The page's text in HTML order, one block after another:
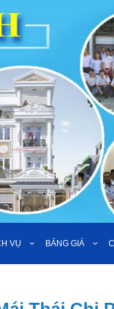
VỤ BẢNG GIÁ